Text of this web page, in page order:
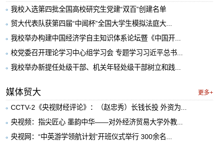
我校入选第四批全国高校研究生党建“双百”创建名单
贸大代表队获第四届“中闻杯”全国大学生模拟法庭大...
我校举办构建中国经济学自主知识体系论坛暨《中国开...
校党委召开理论学习中心组学习会 专题学习习近平总书...
我校举办新提任处级干部、机关年轻处级干部树立和践...
媒体贸大 更多+
CCTV-2《央视财经评论》：（赵忠秀）长钱长投 外资为...
央视频：指尖匠心 墨韵中华——对外经济贸易大学外教...
央视网：“中英游学领航计划”开班仪式举行 300余名...